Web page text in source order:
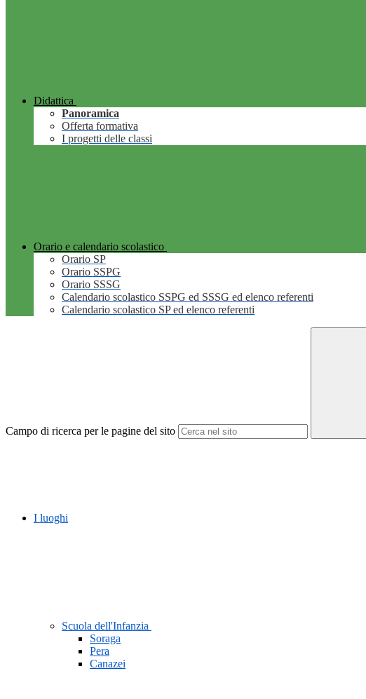
Didattica
Panoramica
Offerta formativa
I progetti delle classi
Orario e calendario scolastico
Orario SP
Orario SSPG
Orario SSSG
Calendario scolastico SSPG ed SSSG ed elenco referenti
Calendario scolastico SP ed elenco referenti
Campo di ricerca per le pagine del sito
I luoghi
Scuola dell'Infanzia
Soraga
Pera
Canazei